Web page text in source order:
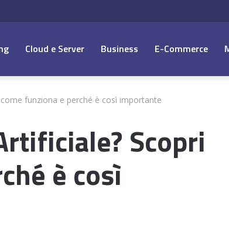
Cloud e Server Business E-Commerce
come funziona e perché è così importante
Scopri
è così